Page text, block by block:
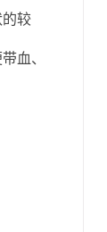
较
血、